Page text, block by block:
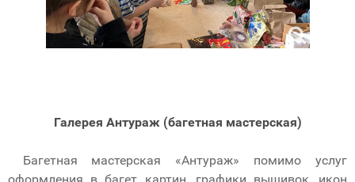
Галерея Антураж (багетная мастерская)
Багетная мастерская «Антураж» помимо услуг